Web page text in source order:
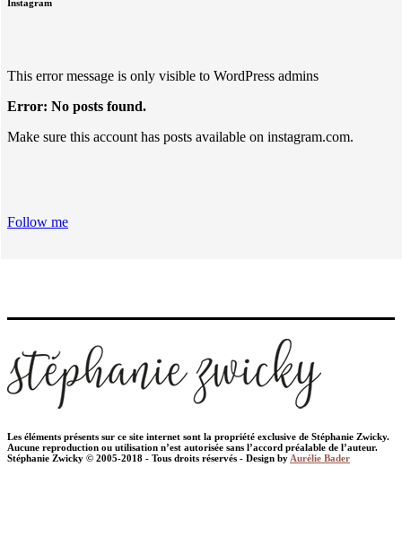
Instagram
This error message is only visible to WordPress admins
Error: No posts found.
Make sure this account has posts available on instagram.com.
Follow me
Les éléments présents sur ce site internet sont la propriété exclusive de Stéphanie Zwicky.
Aucune reproduction ou utilisation n’est autorisée sans l’accord préalable de l’auteur.
Stéphanie Zwicky © 2005-2018 - Tous droits réservés - Design by Aurélie Bader